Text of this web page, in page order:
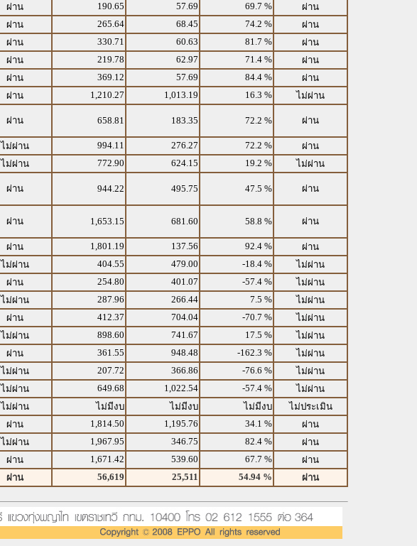
ผ่าน 190.65 57.69 69.7 %
ผ่าน
ผ่าน 265.64 68.45 74.2 %
ผ่าน
ผ่าน 330.71 60.63 81.7 %
ผ่าน
ผ่าน 219.78 62.97 71.4 %
ผ่าน
ผ่าน 369.12 57.69 84.4 %
ผ่าน
ผ่าน 1,210.27 1,013.19 16.3 %
ไม่ผ่าน
ผ่าน 658.81 183.35 72.2 % ผ่าน
ไม่ผ่าน 994.11 276.27 72.2 %
ผ่าน
ไม่ผ่าน 772.90 624.15 19.2 %
ไม่ผ่าน
ผ่าน 944.22 495.75 47.5 % ผ่าน
ผ่าน 1,653.15 681.60 58.8 % ผ่าน
ผ่าน 1,801.19 137.56 92.4 %
ผ่าน
ไม่ผ่าน 404.55 479.00 -18.4 %
ไม่ผ่าน
ผ่าน 254.80 401.07 -57.4 %
ไม่ผ่าน
ไม่ผ่าน 287.96 266.44 7.5 %
ไม่ผ่าน
ผ่าน 412.37 704.04 -70.7 %
ไม่ผ่าน
ไม่ผ่าน 898.60 741.67 17.5 %
ไม่ผ่าน
ผ่าน 361.55 948.48 -162.3 %
ไม่ผ่าน
ไม่ผ่าน 207.72 366.86 -76.6 %
ไม่ผ่าน
ไม่ผ่าน 649.68 1,022.54 -57.4 %
ไม่ผ่าน
ไม่ผ่าน ไม่มีงบ ไม่มีงบ ไม่มีงบ
ไม่ประเมิน
ผ่าน 1,814.50 1,195.76 34.1 %
ผ่าน
ไม่ผ่าน 1,967.95 346.75 82.4 %
ผ่าน
ผ่าน 1,671.42 539.60 67.7 %
ผ่าน
ผ่าน 56,619 25,511 54.94 % ผ่าน